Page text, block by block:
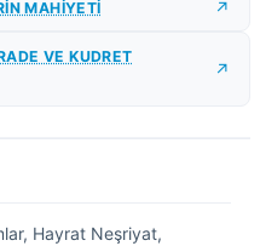
MAHİYETİ
VE KUDRET
Hayrat Neşriyat,